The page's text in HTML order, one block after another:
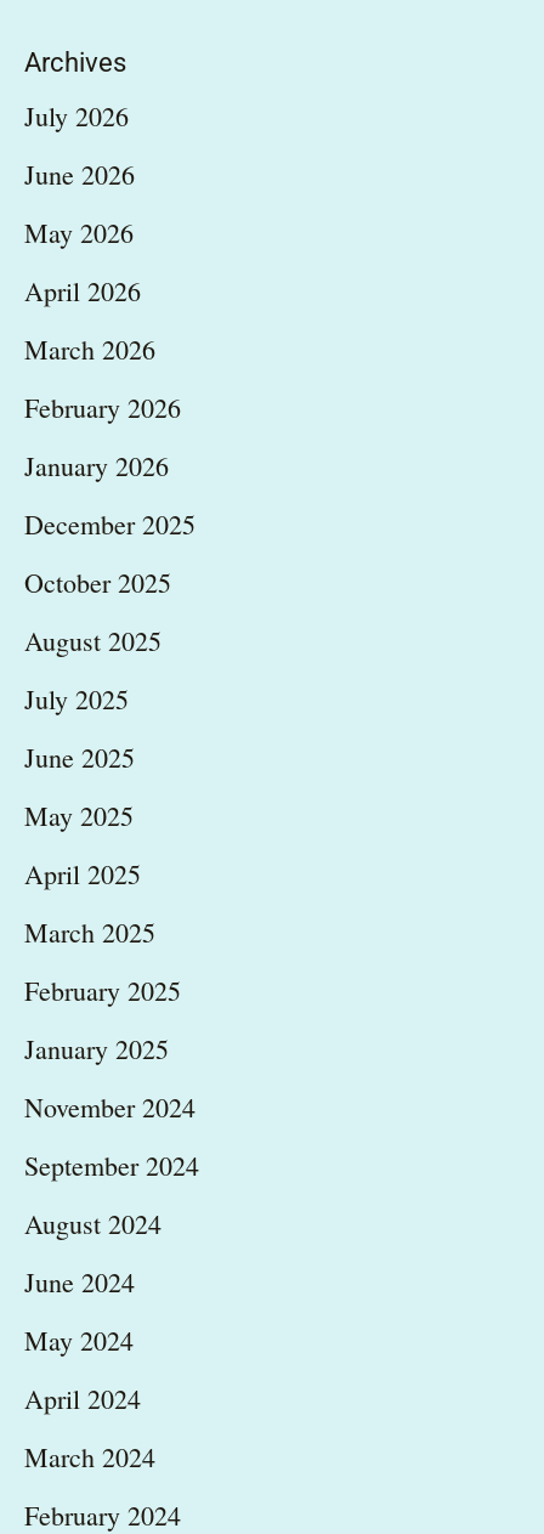
Archives
July 2026
June 2026
May 2026
April 2026
March 2026
February 2026
January 2026
December 2025
October 2025
August 2025
July 2025
June 2025
May 2025
April 2025
March 2025
February 2025
January 2025
November 2024
September 2024
August 2024
June 2024
May 2024
April 2024
March 2024
February 2024